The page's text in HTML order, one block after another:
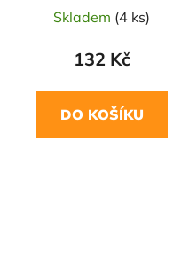
Skladem (4 ks)
132 Kč
DO KOŠÍKU